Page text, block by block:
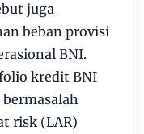
juga
beban provisi
BNI.
kredit BNI
risk (LAR)